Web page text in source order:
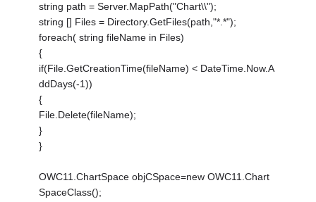
string path = Server.MapPath("Chart\\");
string [] Files = Directory.GetFiles(path,"*.*");
foreach( string fileName in Files)
{
if(File.GetCreationTime(fileName) < DateTime.Now.A
ddDays(-1))
{
File.Delete(fileName);
}
}
OWC11.ChartSpace objCSpace=new OWC11.Chart
SpaceClass();